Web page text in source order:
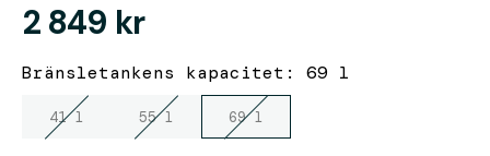
2 849 kr
Bränsletankens kapacitet: 69 l
41 l 55 l 69 l